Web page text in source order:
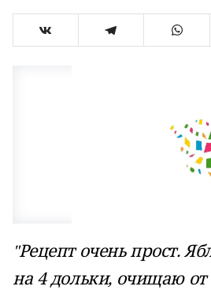
"Рецепт очень прост.
на 4 дольки, очищаю